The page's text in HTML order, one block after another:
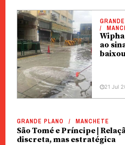
ao
21 Jul
GRANDE PLANO MANCHETE
São Tomé e Príncipe |
discreta, mas estratégica